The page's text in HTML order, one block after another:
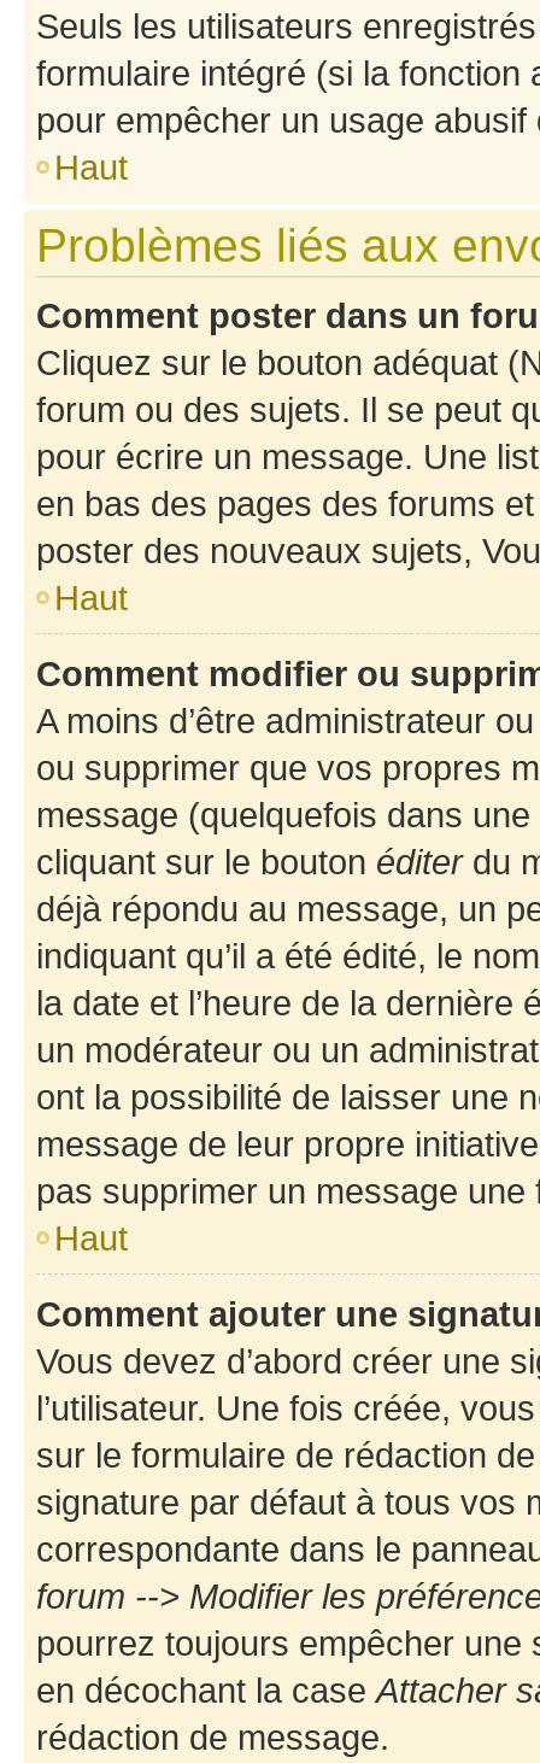
Seuls les utilisateurs
formulaire intégré (si la fonction
pour empêcher un usage
Haut
Problèmes liés aux
Comment poster dans un
Cliquez sur le bouton adéquat
forum ou des sujets. Il se peut
pour écrire un message. Une
en bas des pages des forums
poster des nouveaux sujets,
Haut
Comment modifier ou
A moins d’être administrateur
ou supprimer que vos propres
message (quelquefois dans
cliquant sur le bouton éditerdu
déjà répondu au message, un
indiquant qu’il a été édité, le
la date et l’heure de la dernière
un modérateur ou un
ont la possibilité de laisser une
message de leur propre
pas supprimer un message une
Haut
Comment ajouter une
Vous devez d’abord créer une
l’utilisateur. Une fois créée,
sur le formulaire de rédaction
signature par défaut à tous vos
correspondante dans le
forum --> Modifier les
pourrez toujours empêcher une
en décochant la caseAttacher
rédaction de message.